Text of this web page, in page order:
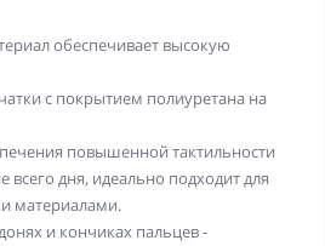
обеспечивает высокую
с покрытием полиуретана на
повышенной тактильности
всего дня, идеально подходит для
материалами.
и кончиках пальцев -